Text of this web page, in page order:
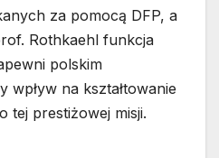
za pomocą DFP, a
Rothkaehl funkcja
polskim
wpływ na kształtowanie
tej prestiżowej misji.